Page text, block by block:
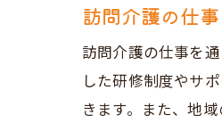
訪問介護の仕
訪問介護の仕事を
した研修制度やサ
きます。また、地